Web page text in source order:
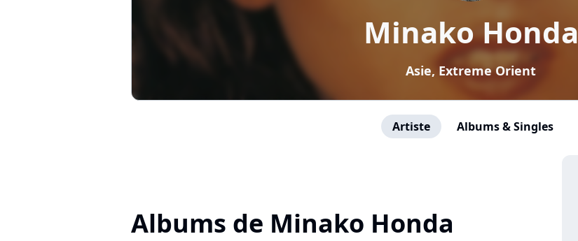
Minako Honda
Asie, Extreme Orient
Artiste Albums & Singles
Albums de Minako Honda